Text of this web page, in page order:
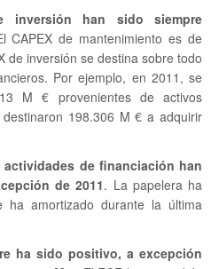
han sido siempre
CAPEX de mantenimiento es de
de inversión se destina sobre todo
Por ejemplo, en 2011, se
M € provenientes de activos
198.306 M € a adquirir
de financiación han
de 2011. La papelera ha
amortizado durante la última
ha sido positivo, a excepción